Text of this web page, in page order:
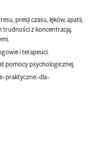
presji czasu, lęków, apatii,
trudności z koncentracją,
i terapeuci.
pomocy psychologicznej.
praktyczne-dla-